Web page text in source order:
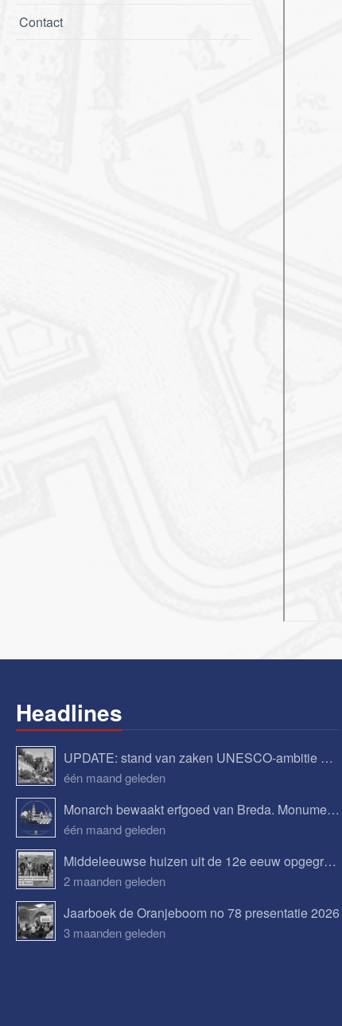
Contact
Headlines
UPDATE: stand van zaken UNESCO-ambitie Begijnhof Breda
één maand geleden
Monarch bewaakt erfgoed van Breda. Monumenten, verhalen en toekomstplannen.
één maand geleden
Middeleeuwse huizen uit de 12e eeuw opgegraven in Bavel
2 maanden geleden
Jaarboek de Oranjeboom no 78 presentatie 2026
3 maanden geleden